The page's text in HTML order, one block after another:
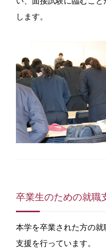
します。
卒業生のための就職
本学を卒業された方の就
支援を行っています。